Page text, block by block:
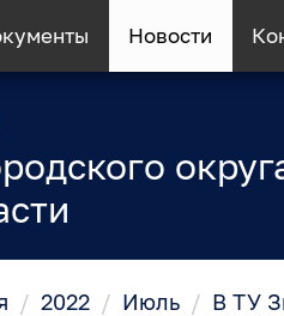
Новости
/ 2022 / Июль / В ТУ